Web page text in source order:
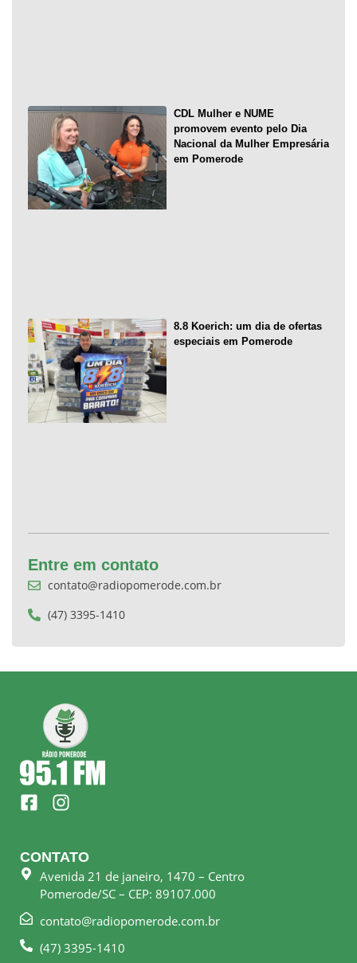
CDL Mulher e NUME
promovem evento pelo Dia
Nacional da Mulher Empresária
em Pomerode
8.8 Koerich: um dia de ofertas
especiais em Pomerode
Entre em contato
contato@radiopomerode.com.br
(47) 3395-1410
F
a
e
b
o
k
s
I
n
t
a
g
r
a
m
CONTATO
Avenida 21 de janeiro, 1470 – Centro
Pomerode/SC – CEP: 89107.000
contato@radiopomerode.com.br
(47) 3395-1410